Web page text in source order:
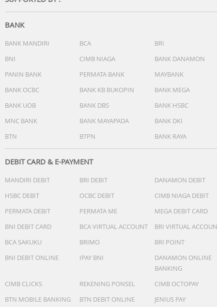
BANK
BANK MANDIRI BCA
BRI
BNI
CIMB NIAGA
BANK DANAMON
PANIN BANK
PERMATA BANK
MAYBANK
BANK OCBC
BANK KB BUKOPIN
BANK MEGA
BANK UOB
BANK DBS
BANK HSBC
MNC BANK
BANK MAYAPADA
BANK DKI
BTN
BTPN BANK RAYA
DEBIT CARD & E-PAYMENT
MANDIRI DEBIT BRI DEBIT
DANAMON DEBIT
HSBC DEBIT
OCBC DEBIT
CIMB NIAGA DEBIT
PERMATA DEBIT
PERMATA ME
MEGA DEBIT CARD
BNI DEBIT CARD
BCA VIRTUAL ACCOUNT
BRI VIRTUAL
BCA SAKUKU
BRIMO
BRI POINT
BNI DEBIT ONLINE
IPAY BNI
DANAMON ONLINE
BANKING
CIMB CLICKS
REKENING PONSEL
CIMB OCTOPAY
BTN MOBILE BANKING
BTN DEBIT ONLINE
JENIUS PAY